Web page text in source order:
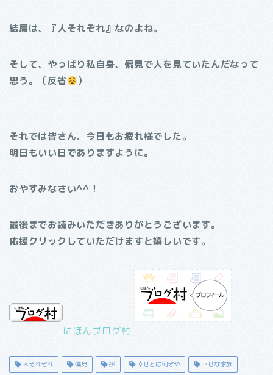
結局は、『人それぞれ』なのよね。
そして、やっぱり私自身、偏見で人を見ていたんだなって
思う。（反省
）
それでは皆さん、今日もお疲れ様でした。
明日もいい日でありますように。
おやすみなさい^^！
最後までお読みいただきありがとうございます。
応援クリックしていただけますと嬉しいです。
にほんブログ村
人それぞれ 偏見 孫 幸せとは何ぞや 幸せな家族